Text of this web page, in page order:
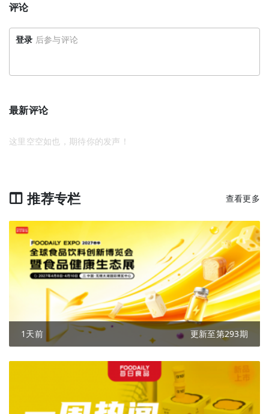
评论
登录 后参与评论
最新评论
这里空空如也，期待你的发声！
推荐专栏 查看更多
1天前 更新至第293期